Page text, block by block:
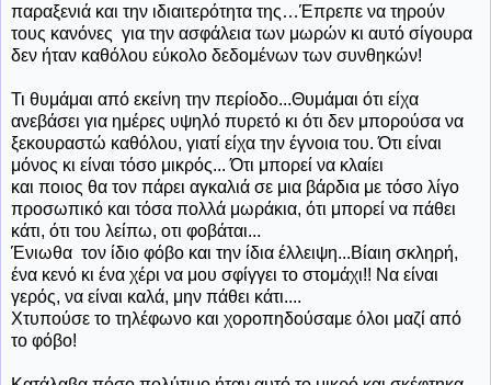
παραξενιά και την ιδιαιτερότητα της…Έπρεπε να τηρούν
τους κανόνες για την ασφάλεια των μωρών κι αυτό σίγουρα
δεν ήταν καθόλου εύκολο δεδομένων των συνθηκών!
Τι θυμάμαι από εκείνη την περίοδο...Θυμάμαι ότι είχα
ανεβάσει για ημέρες υψηλό πυρετό κι ότι δεν μπορούσα να
ξεκουραστώ καθόλου, γιατί είχα την έγνοια του. Ότι είναι
μόνος κι είναι τόσο μικρός... Ότι μπορεί να κλαίει
και ποιος θα τον πάρει αγκαλιά σε μια βάρδια με τόσο λίγο
προσωπικό και τόσα πολλά μωράκια, ότι μπορεί να πάθει
κάτι, ότι του λείπω, οτι φοβάται...
Ένιωθα τον ίδιο φόβο και την ίδια έλλειψη...Βίαιη σκληρή,
ένα κενό κι ένα χέρι να μου σφίγγει το στομάχι!! Να είναι
γερός, να είναι καλά, μην πάθει κάτι....
Χτυπούσε το τηλέφωνο και χοροπηδούσαμε όλοι μαζί από
το φόβο!